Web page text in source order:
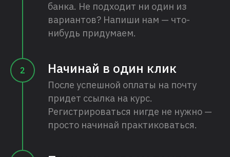
банка. Не подходит ни один из
вариантов? Напиши нам — что-
нибудь придумаем.
Начинай в один клик
После успешной оплаты на почту
придет ссылка на курс.
Регистрироваться нигде не нужно —
просто начинай практиковаться.